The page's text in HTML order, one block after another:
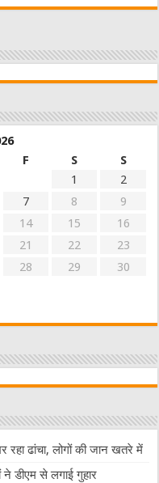
F S
S
1
2
7 8
9
14 15
16
21 22
23
28 29
30
ढांचा, लोगों की जान खतरे में
डीएम से लगाई गुहार